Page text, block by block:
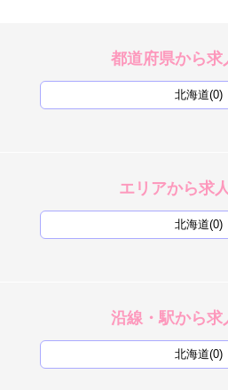
都道府県から求
北海道(0)
エリアから求
北海道(0)
沿線・駅から求
北海道(0)